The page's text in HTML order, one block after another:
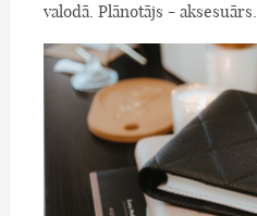
valodā. Plānotājs - aksesuārs.